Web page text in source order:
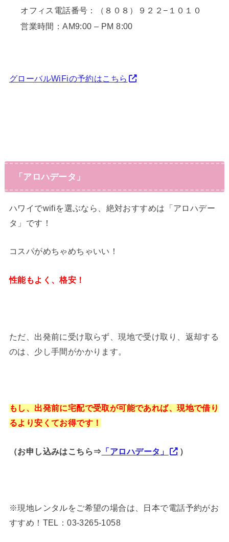
オフィス電話番号：（８０８）９２２−１０１０
営業時間：AM9:00 – PM 8:00
グローバルWiFiの予約はこちら
「アロハデータ」
ハワイでwifiを選ぶなら、絶対おすすめは「アロハデー
タ」です！
コスパがめちゃめちゃいい！
性能もよく、格安！
ただ、出発前に受け取らず、現地で受け取り、返却する
のは、少し手間がかかります。
もし、出発前に宅配で受取が可能であれば、現地で借り
るより安くてお得です！
（お申し込みはこちら⇒ 「アロハデータ」 ）
※現地レンタルをご希望の場合は、日本で電話予約がお
すすめ！TEL：03-3265-1058